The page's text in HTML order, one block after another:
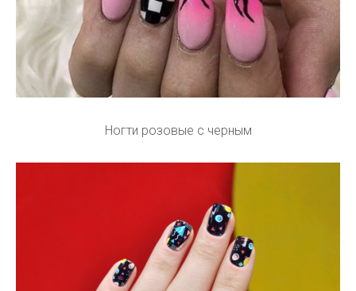
Ногти розовые с черным